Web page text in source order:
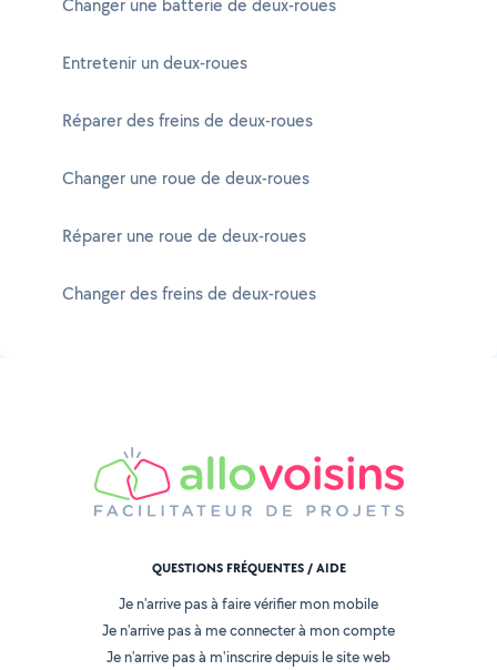
Changer une batterie de deux-roues
Entretenir un deux-roues
Réparer des freins de deux-roues
Changer une roue de deux-roues
Réparer une roue de deux-roues
Changer des freins de deux-roues
QUESTIONS FRÉQUENTES / AIDE
Je n'arrive pas à faire vérifier mon mobile
Je n'arrive pas à me connecter à mon compte
Je n'arrive pas à m'inscrire depuis le site web